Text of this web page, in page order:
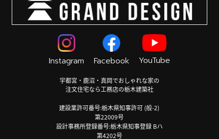
Instagram Facebook YouTube
宇都宮・鹿沼・真岡でおしゃれな家の
注文住宅なら工務店の栃木建築社
建設業許可番号:栃木県知事許可 (般-2)
第22009号
設計事務所登録番号:栃木県知事登録 Bハ
第4202号